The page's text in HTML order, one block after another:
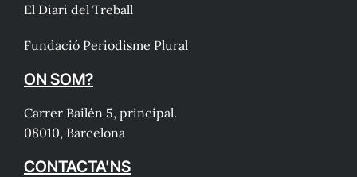
El Diari del Treball
Fundació Periodisme Plural
ON SOM?
Carrer Bailén 5, principal.
08010, Barcelona
CONTACTA'NS